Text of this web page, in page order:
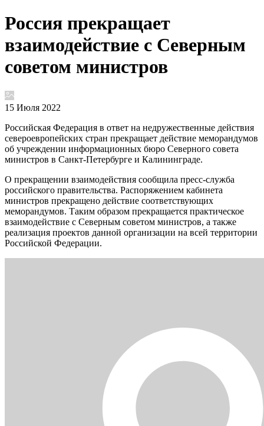
Россия прекращает
взаимодействие с Северным
советом министров
15 Июля 2022
Российская Федерация в ответ на недружественные действия
североевропейских стран прекращает действие меморандумов
об учреждении информационных бюро Северного совета
министров в Санкт-Петербурге и Калининграде.
О прекращении взаимодействия сообщила пресс-служба
российского правительства. Распоряжением кабинета
министров прекращено действие соответствующих
меморандумов. Таким образом прекращается практическое
взаимодействие с Северным советом министров, а также
реализация проектов данной организации на всей территории
Российской Федерации.